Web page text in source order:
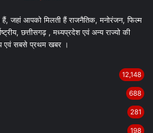
जहां आपको मिलती हैं राजनैतिक, मनोरंजन, फिल्म
छत्तीसगढ़ , मध्यप्रदेश एवं अन्य राज्यो की
एवं सबसे प्रथम खबर ।
12,148
688
281
198